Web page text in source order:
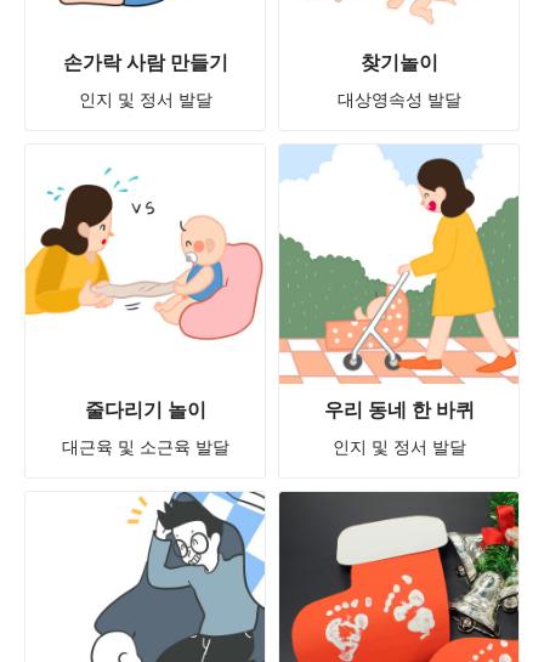
손가락 사람 만들기
인지 및 정서 발달
찾기놀이
대상영속성 발달
줄다리기 놀이
대근육 및 소근육 발달
우리 동네 한 바퀴
인지 및 정서 발달